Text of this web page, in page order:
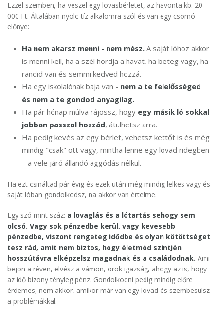
Ezzel szemben, ha veszel egy lovasbérletet, az havonta kb. 20
000 Ft. Általában nyolc-tíz alkalomra szól és van egy csomó
előnye:
Ha nem akarsz menni - nem mész. A saját lóhoz akkor
is menni kell, ha a szél hordja a havat, ha beteg vagy, ha
randid van és semmi kedved hozzá.
Ha egy iskolalónak baja van - nem a te felelősséged
és nem a te gondod anyagilag.
Ha pár hónap múlva rájössz, hogy egy másik ló sokkal
jobban passzol hozzád, átülhetsz arra.
Ha pedig kevés az egy bérlet, vehetsz kettőt is és még
mindig "csak" ott vagy, mintha lenne egy lovad ridegben
– a vele járó állandó aggódás nélkül.
Ha ezt csináltad pár évig és ezek után még mindig lelkes vagy és
saját lóban gondolkodsz, na akkor van értelme.
Egy szó mint száz: a lovaglás és a lótartás sehogy sem
olcsó. Vagy sok pénzedbe kerül, vagy kevesebb
pénzedbe, viszont rengeteg idődbe és olyan kötöttséget
tesz rád, amit nem biztos, hogy életmód szintjén
hosszútávra elképzelsz magadnak és a családodnak. Ami
bejön a réven, elvész a vámon, örök igazság, ahogy az is, hogy
az idő bizony tényleg pénz. Gondolkodni pedig mindig előre
érdemes, nem akkor, amikor már van egy lovad és szembesülsz
a problémákkal.